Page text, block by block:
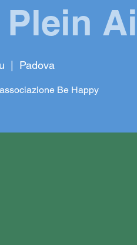
Plein
Padova
Be Happy